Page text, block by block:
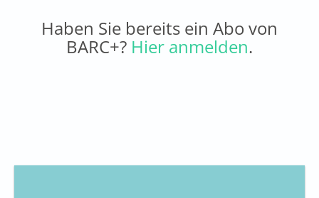
Haben Sie bereits ein Abo von
BARC+? Hier anmelden.